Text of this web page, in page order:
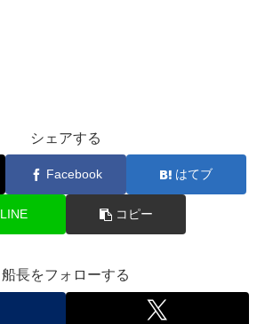
シェアする
Facebook はてブ
LINE コピー
船長をフォローする